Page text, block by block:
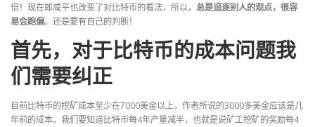
倍！现在郎咸平也改变了对比特币的看法，所以， 总是追逐别人的观点，很容
易会跑偏。还是要有自己的判断！
首先，对于比特币的成本问题我
们需要纠正
目前比特币的挖矿成本至少在7000美金以上，作者所说的3000多美金应该是几
年前的成本。我们要知道比特币每4年产量减半，也就是说矿工挖矿的奖励每4